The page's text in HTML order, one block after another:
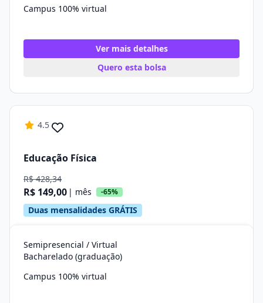
Campus 100% virtual
Ver mais detalhes
Quero esta bolsa
4.5
Educação Física
R$ 428,34
R$ 149,00 | mês -65%
Duas mensalidades GRÁTIS
Semipresencial / Virtual
Bacharelado (graduação)
Campus 100% virtual